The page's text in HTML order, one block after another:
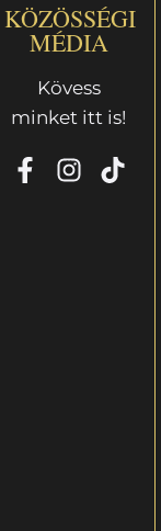
KÖZÖSSÉGI
MÉDIA
Kövess
minket itt is!